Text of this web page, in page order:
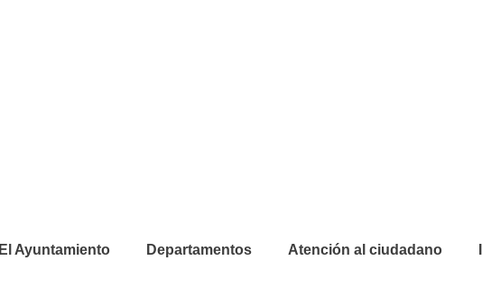
El Ayuntamiento Departamentos Atención al ciudadano